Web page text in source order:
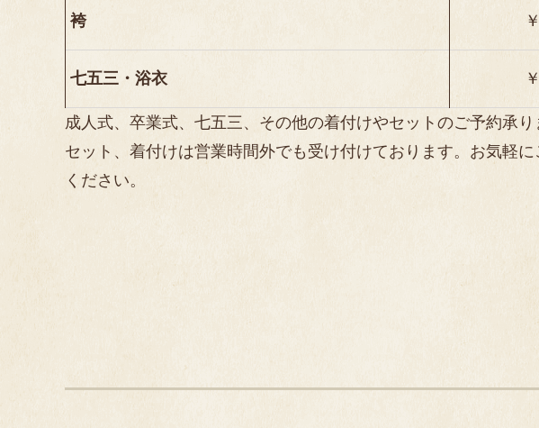
袴
七五三・浴衣
成人式、卒業式、七五三、その他の着付けやセットのご予約承り
セット、着付けは営業時間外でも受け付けております。お気軽に
ください。